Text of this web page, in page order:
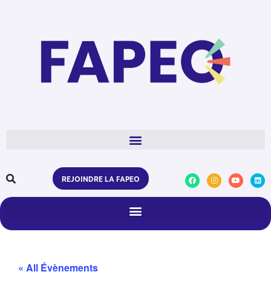
REJOINDRE LA FAPEO
« All Évènements